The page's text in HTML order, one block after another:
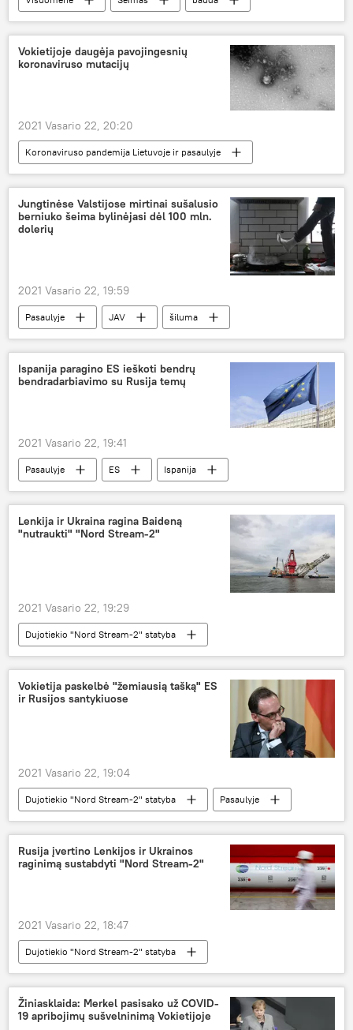
Vokietijoje daugėja pavojingesnių
koronaviruso mutacijų
2021 Vasario 22, 20:20
Koronaviruso pandemija Lietuvoje ir pasaulyje
Pasaulyje
Vokietija koronavirusas
Jungtinėse Valstijose mirtinai sušalusio
berniuko šeima bylinėjasi dėl 100 mln.
dolerių
2021 Vasario 22, 19:59
Pasaulyje JAV
šiluma
žiema
Ispanija paragino ES ieškoti bendrų
bendradarbiavimo su Rusija temų
2021 Vasario 22, 19:41
Pasaulyje ES
Ispanija
Rusija
Lenkija ir Ukraina ragina Baideną
"nutraukti" "Nord Stream-2"
2021 Vasario 22, 19:29
Dujotiekio "Nord Stream-2" statyba
Ekonomika
Nord Stream-2
Ukraina
JAV
Vokietija paskelbė "žemiausią tašką" ES
ir Rusijos santykiuose
2021 Vasario 22, 19:04
Dujotiekio "Nord Stream-2" statyba
Pasaulyje
Vokietija
Rusija ES
Rusija įvertino Lenkijos ir Ukrainos
raginimą sustabdyti "Nord Stream-2"
2021 Vasario 22, 18:47
Dujotiekio "Nord Stream-2" statyba
Ekonomika
Nord Stream-2
Rusija
Ukraina
Žiniasklaida: Merkel pasisako už COVID-
19 apribojimų sušvelninimą Vokietijoje